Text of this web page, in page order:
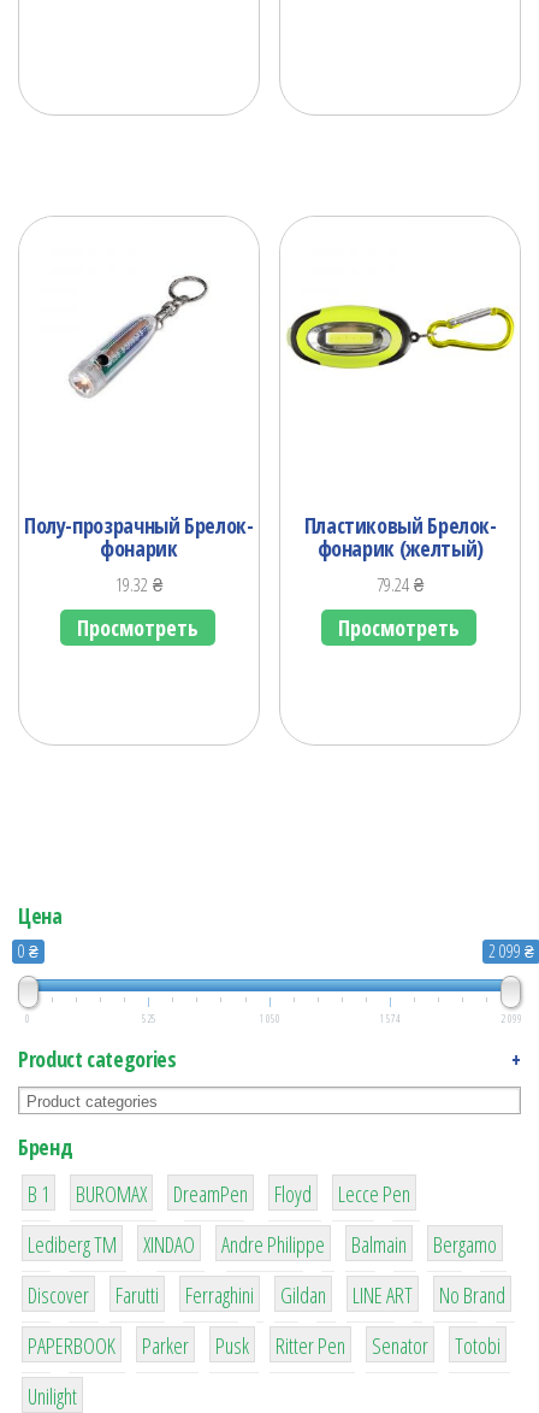
Полу-прозрачный Брелок-
фонарик
19.32 ₴
Просмотреть
Пластиковый Брелок-
фонарик (желтый)
79.24₴
Просмотреть
Цена
0 ₴ 2 099 ₴
0 525 1 050 1 574 2 099
Product categories +
Бренд
B 1
1
BUROMAX
1
DreamPen
2
Floyd
2
Lecce Pen
3
Lediberg ТМ
3
XINDAO
1
Andre Philippe
4
Balmain
26
Bergamo
64
Discover
299
Farutti
4
Ferraghini
42
Gildan
4
LINE ART
90
No Brand
8
PAPERBOOK
6
Parker
2
Pusk
22
Ritter Pen
15
Senator
43
Totobi
1
Unilight